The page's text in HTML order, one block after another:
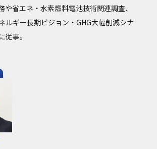
や省エネ・水素燃料電池技術関連調査、
ルギー長期ビジョン・GHG大幅削減シナ
従事。